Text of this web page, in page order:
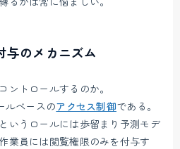
与のメカニズム
ントロールするのか。
ルベースのアクセス制御である。
いうロールには歩留まり予測モデ
業員には閲覧権限のみを付与す